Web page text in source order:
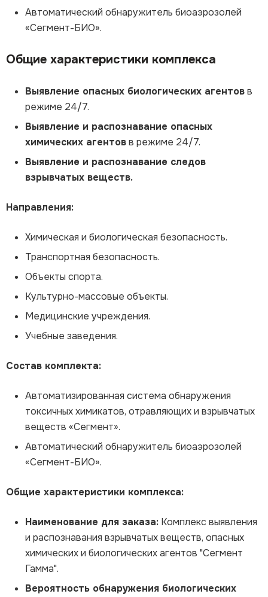
Автоматический обнаружитель биоаэрозолей
«Сегмент-БИО».
Общие характеристики комплекса
Выявление опасных биологических агентовв
режиме 24/7.
Выявление и распознавание опасных
химических агентовв режиме 24/7.
Выявление и распознавание следов
взрывчатых веществ.
Направления:
Химическая и биологическая безопасность.
Транспортная безопасность.
Объекты спорта.
Культурно-массовые объекты.
Медицинские учреждения.
Учебные заведения.
Состав комплекта:
Автоматизированная система обнаружения
токсичных химикатов, отравляющих и взрывчатых
веществ «Сегмент».
Автоматический обнаружитель биоаэрозолей
«Сегмент-БИО».
Общие характеристики комплекса:
Наименование для заказа: Комплекс выявления
и распознавания взрывчатых веществ, опасных
химических и биологических агентов "Сегмент
Гамма".
Вероятность обнаружения биологических